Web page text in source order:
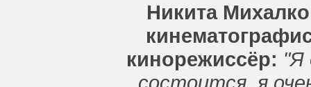
Никита
кинорежиссёр: "Я